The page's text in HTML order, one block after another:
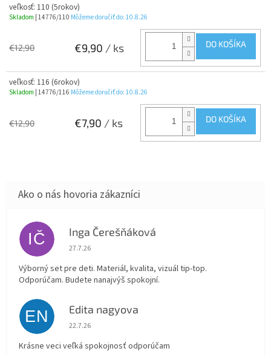
veľkosť: 110 (5rokov)
Skladom | 14776/110 Môžeme doručiť do: 10.8.26
€12,90 €9,90 / ks DO KOŠÍKA
veľkosť: 116 (6rokov)
Skladom | 14776/116 Môžeme doručiť do: 10.8.26
€12,90 €7,90 / ks DO KOŠÍKA
IČ Inga Čerešňáková
Hodnotenie obchodu je 5 z 5 hviezdičiek.
27.7.26
Výborný set pre deti. Materiál, kvalita, vizuál tip-top.
Odporúčam. Budete nanajvýš spokojní.
EN Edita nagyova
Hodnotenie obchodu je 5 z 5 hviezdičiek.
22.7.26
Krásne veci veľká spokojnosť odporúčam